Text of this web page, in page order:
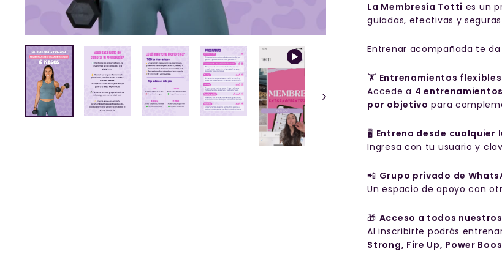
La Membresía Totti es un
guiadas, efectivas y
Entrenar acompañada te
🏋️ Entrenamientos flexibles
Accede a 4
por objetivo para
🖥️ Entrena desde cualquier
Ingresa con tu usuario y
📲 Grupo privado de
Un espacio de apoyo con
🎁 Acceso a todos
Al inscribirte podrás
Strong, Fire Up, Power